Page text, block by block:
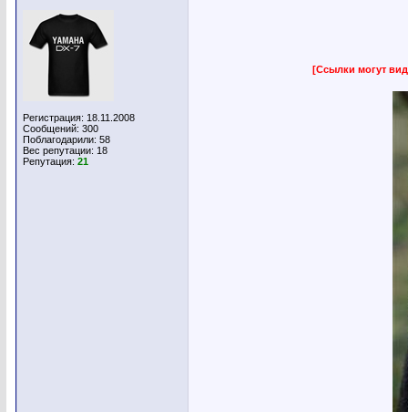
Регистрация: 18.11.2008
Сообщений: 300
Поблагодарили: 58
Вес репутации: 18
Репутация: 21
[Ссылки могут